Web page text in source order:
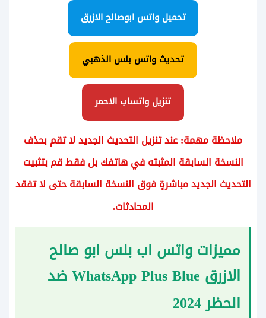
تحميل واتس ابوصالح الازرق
تحديث واتس بلس الذهبي
تنزيل واتساب الاحمر
ملاحظة مهمة: عند تنزيل التحديث الجديد لا تقم بحذف
النسخة السابقة المثبته في هاتفك بل فقط قم بتثبيت
التحديث الجديد مباشرةٍ فوق النسخة السابقة حتى لا تفقد
المحادثات.
مميزات واتس اب بلس ابو صالح
الازرق WhatsApp Plus Blue ضد
الحظر 2024